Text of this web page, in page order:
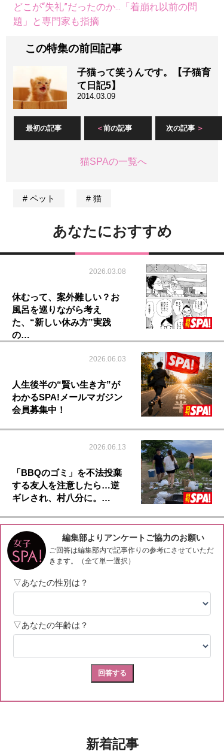
どこが“失礼”だったのか...「着崩れ以前の問
題」と専門家も指摘
この特集の前回記事
子猫って笑うんです。【子猫育
て日記5】
2014.03.09
最初の記事 前の記事 次の記事
猫SPAの一覧へ
ペット 猫
あなたにおすすめ
2026.03.08
休むって、案外難しい？お
風呂を巡りながら考え
た、“新しい休み方”実践
の…
2026.06.03
人生後半の“賢い生き方”が
わかるSPA!メールマガジン
会員募集中！
2026.06.13
「BBQのゴミ」を不法投棄
する友人を注意したら…逆
ギレされ、村八分に。…
新着記事